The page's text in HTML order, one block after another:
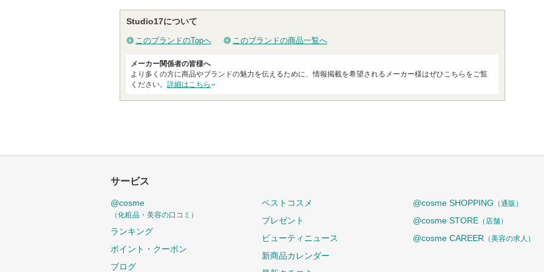
Studio17について
このブランドのTopへ このブランドの商品一覧へ
メーカー関係者の皆様へ
より多くの方に商品やブランドの魅力を伝えるために、情報掲載を希望されるメーカー様はぜひこちらをご覧
ください。 詳細はこちら
サービス
@cosme
（化粧品・美容の口コミ）
ランキング
ポイント・クーポン
ブログ
ベストコスメ
プレゼント
ビューティニュース
新商品カレンダー
@cosme SHOPPING （通販）
@cosme STORE （店舗）
@cosme CAREER （美容の求人）